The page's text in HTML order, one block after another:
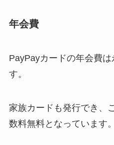
年会費
PayPayカードの年会費
す。
家族カードも発行でき、
数料無料となっています。